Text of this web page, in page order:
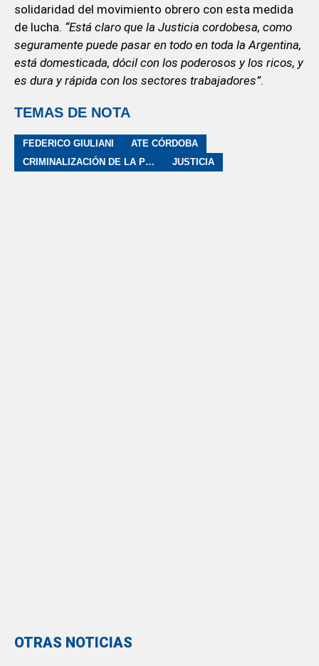
solidaridad del movimiento obrero con esta medida
de lucha. “Está claro que la Justicia cordobesa, como
seguramente puede pasar en todo en toda la Argentina,
está domesticada, dócil con los poderosos y los ricos, y
es dura y rápida con los sectores trabajadores”.
TEMAS DE NOTA
FEDERICO GIULIANI
ATE CÓRDOBA
CRIMINALIZACIÓN DE LA PROTESTA
JUSTICIA
OTRAS NOTICIAS